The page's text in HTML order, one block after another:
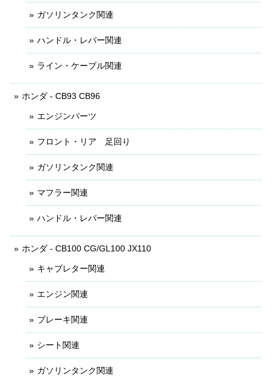
ガソリンタンク関連
ハンドル・レバー関連
ライン・ケーブル関連
ホンダ - CB93 CB96
エンジンパーツ
フロント・リア 足回り
ガソリンタンク関連
マフラー関連
ハンドル・レバー関連
ホンダ - CB100 CG/GL100 JX110
キャブレター関連
エンジン関連
ブレーキ関連
シート関連
ガソリンタンク関連